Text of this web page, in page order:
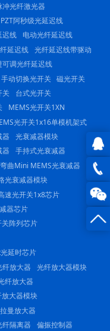
QQ在
线咨
询
0816
冲光纤激光器
PZT阿秒级光延迟线
迟线
电动光纤延迟线
延迟线 光纤延迟线带驱动
可调光纤延迟线
手动切换光开关 磁光开关
关
台式光开关
MEMS光开关1XN
光开关1x16单模机架式
器
光衰减器模块
器
手持式光衰减器
曲Mini MEMS光衰减器
光衰减器模块
速光开关1x8芯片
器芯片
阵列芯片
延时芯片
纤放大器
光纤放大器模块
纤放大器
大器模块
曼放大器
纤隔离器
偏振控制器